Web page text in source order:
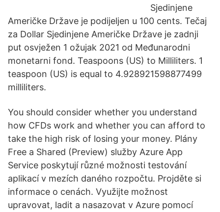
Sjedinjene
Američke Države je podijeljen u 100 cents. Tečaj
za Dollar Sjedinjene Američke Države je zadnji
put osvježen 1 ožujak 2021 od Međunarodni
monetarni fond. Teaspoons (US) to Milliliters. 1
teaspoon (US) is equal to 4.928921598877499
milliliters.
You should consider whether you understand
how CFDs work and whether you can afford to
take the high risk of losing your money. Plány
Free a Shared (Preview) služby Azure App
Service poskytují různé možnosti testování
aplikací v mezích daného rozpočtu. Projděte si
informace o cenách. Využijte možnost
upravovat, ladit a nasazovat v Azure pomocí